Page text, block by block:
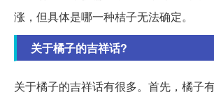
涨，但具体是哪一种桔子无法确定。
关于橘子的吉祥话?
关于橘子的吉祥话有很多。首先，橘子